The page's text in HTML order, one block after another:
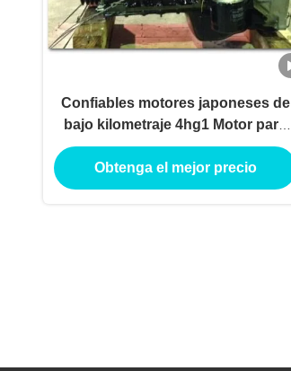
Confiables motores japoneses de
bajo kilometraje 4hg1 Motor para
Isuzu con alto rendimiento
Obtenga el mejor precio